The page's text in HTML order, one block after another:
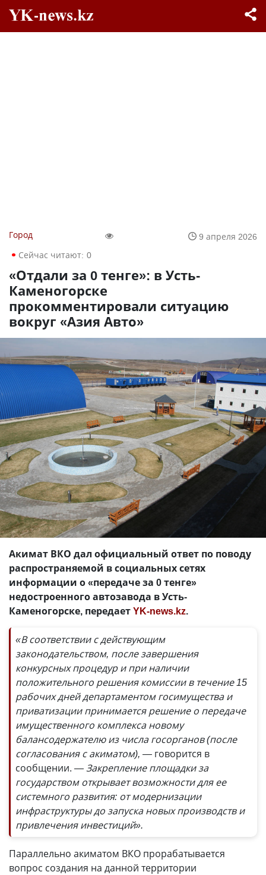
Город
9 апреля 2026
Сейчас читают: 0
«Отдали за 0 тенге»: в Усть-
Каменогорске
прокомментировали ситуацию
вокруг «Азия Авто»
Акимат ВКО дал официальный ответ по поводу
распространяемой в социальных сетях
информации о «передаче за 0 тенге»
недостроенного автозавода в Усть-
Каменогорске, передаетYK-news.kz.
«В соответствии с действующим
законодательством, после завершения
конкурсных процедур и при наличии
положительного решения комиссии в течение 15
рабочих дней департаментом госимущества и
приватизации принимается решение о передаче
имущественного комплекса новому
балансодержателю из числа госорганов (после
согласования с акиматом), — говорится в
сообщении. — Закрепление площадки за
государством открывает возможности для ее
системного развития: от модернизации
инфраструктуры до запуска новых производств и
привлечения инвестиций».
Параллельно акиматом ВКО прорабатывается
вопрос создания на данной территории